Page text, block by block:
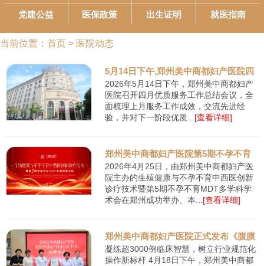
党建公益 医保政策 出生证明 就医指南
当前位置： 首页 > 医院动态
5月14日下午,郑州美中商都妇产医院四
月优质服务
2026年5月14日下午，郑州美中商都妇产
医院召开四月优质服务工作总结会议，全
面梳理上月服务工作成效，交流先进经
验，并对下一阶段优质...[查看详细]
郑州美中商都妇产医院第5期不孕不育
MDT多学科学
2026年4月25日，由郑州美中商都妇产医
院主办的生殖健康与不孕不育中西医创新
诊疗技术暨第5期不孕不育MDT多学科学
术会在郑州成功举办。本...[查看详细]
郑州美中商都妇产医院正式发布《腹膜
外剖宫产
凝练超3000例临床智慧，树立行业规范化
操作新标杆 4月18日下午，郑州美中商都